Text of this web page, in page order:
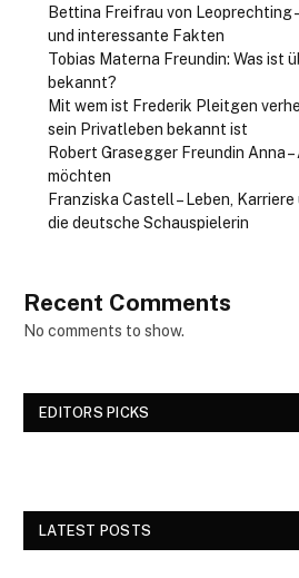
Bettina Freifrau von Leoprechting
und interessante Fakten
Tobias Materna Freundin: Was ist
bekannt?
Mit wem ist Frederik Pleitgen
sein Privatleben bekannt ist
Robert Grasegger Freundin Anna
möchten
Franziska Castell – Leben,
die deutsche Schauspielerin
Recent Comments
No comments to show.
EDITORS PICKS
LATEST POSTS